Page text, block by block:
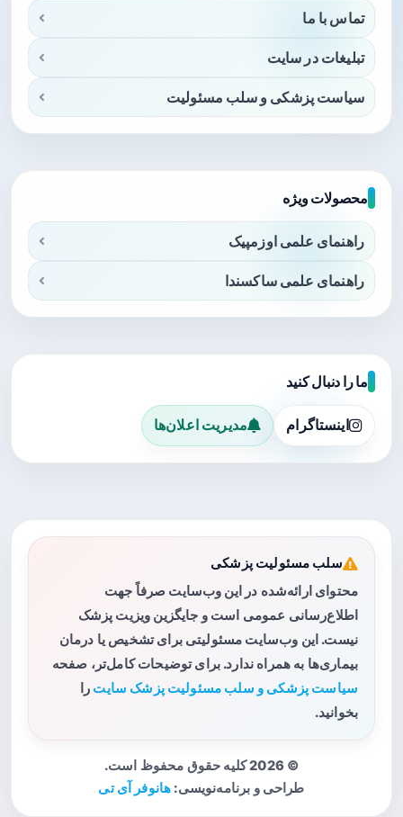
تماس با ما
تبلیغات در سایت
سیاست پزشکی و سلب مسئولیت
محصولات ویژه
راهنمای علمی اوزمپیک
راهنمای علمی ساکسندا
ما را دنبال کنید
اینستاگرام مدیریت اعلان‌ها
سلب مسئولیت پزشکی
محتوای ارائه‌شده در این وب‌سایت صرفاً جهت
اطلاع‌رسانی عمومی است و جایگزین ویزیت پزشک
نیست. این وب‌سایت مسئولیتی برای تشخیص یا درمان
بیماری‌ها به همراه ندارد. برای توضیحات کامل‌تر، صفحه
سیاست پزشکی و سلب مسئولیت پزشک سایت را
بخوانید.
© 2026 کلیه حقوق محفوظ است.
طراحی و برنامه‌نویسی: هانوفر آی تی